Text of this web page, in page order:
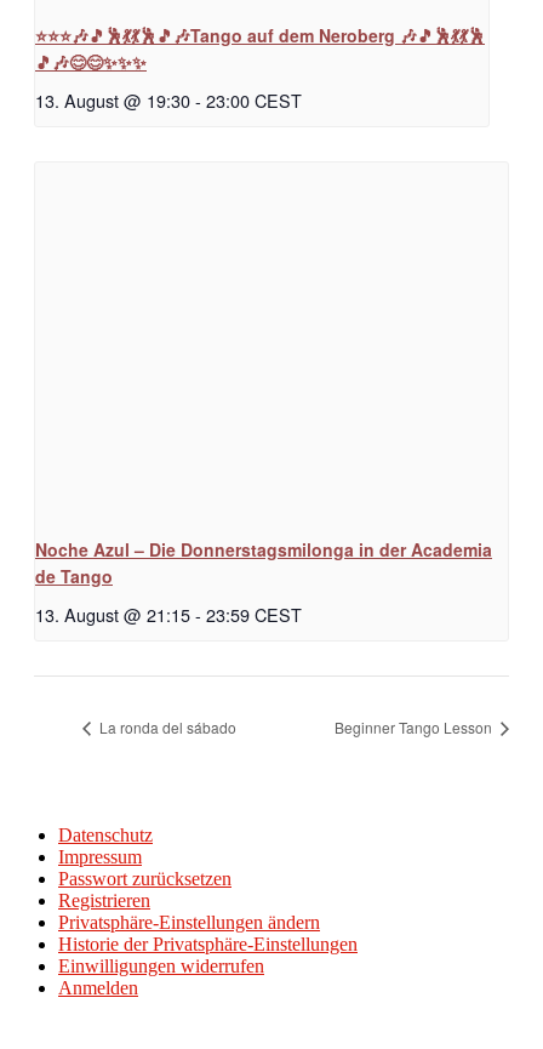
⭐⭐⭐🎶🎵🕺💃💃🕺🎵🎶Tango auf dem Neroberg 🎶🎵🕺💃💃🕺
🎵🎶😊😊✨✨✨
13. August @ 19:30- 23:00CEST
Noche Azul – Die Donnerstagsmilonga in der Academia
de Tango
13. August @ 21:15- 23:59CEST
La ronda del sábado Beginner Tango Lesson
Datenschutz
Impressum
Passwort zurücksetzen
Registrieren
Privatsphäre-Einstellungen ändern
Historie der Privatsphäre-Einstellungen
Einwilligungen widerrufen
Anmelden